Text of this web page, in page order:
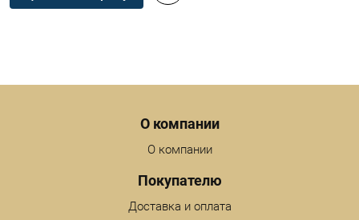
О компании
О компании
Покупателю
Доставка и оплата